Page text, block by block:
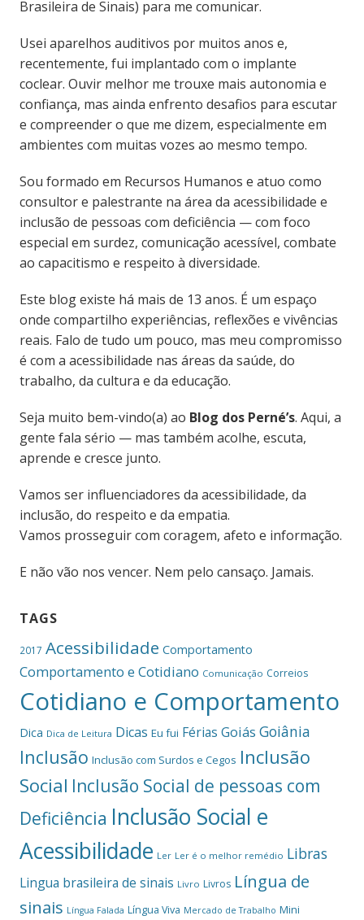
Brasileira de Sinais) para me comunicar.
Usei aparelhos auditivos por muitos anos e,
recentemente, fui implantado com o implante
coclear. Ouvir melhor me trouxe mais autonomia e
confiança, mas ainda enfrento desafios para escutar
e compreender o que me dizem, especialmente em
ambientes com muitas vozes ao mesmo tempo.
Sou formado em Recursos Humanos e atuo como
consultor e palestrante na área da acessibilidade e
inclusão de pessoas com deficiência — com foco
especial em surdez, comunicação acessível, combate
ao capacitismo e respeito à diversidade.
Este blog existe há mais de 13 anos. É um espaço
onde compartilho experiências, reflexões e vivências
reais. Falo de tudo um pouco, mas meu compromisso
é com a acessibilidade nas áreas da saúde, do
trabalho, da cultura e da educação.
Seja muito bem-vindo(a) ao Blog dos Perné’s. Aqui, a
gente fala sério — mas também acolhe, escuta,
aprende e cresce junto.
Vamos ser influenciadores da acessibilidade, da
inclusão, do respeito e da empatia.
Vamos prosseguir com coragem, afeto e informação.
E não vão nos vencer. Nem pelo cansaço. Jamais.
TAGS
2017 Acessibilidade Comportamento
Comportamento e Cotidiano Comunicação Correios
Cotidiano e Comportamento
Dica Dica de Leitura Dicas Eu fui Férias Goiás Goiânia
Inclusão Inclusão com Surdos e Cegos Inclusão
Social Inclusão Social de pessoas com
Deficiência Inclusão Social e
Acessibilidade Ler Ler é o melhor remédio Libras
Lingua brasileira de sinais Livro Livros Língua de
sinais Língua Falada Língua Viva Mercado de Trabalho Mini